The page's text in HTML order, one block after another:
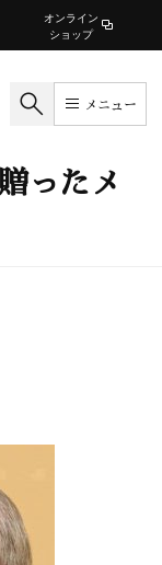
オンライン
ショップ
メニュー
ったメ